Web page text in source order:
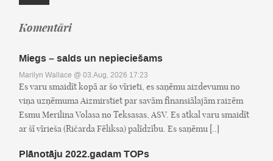
Komentāri
Miegs – salds un nepieciešams
Marilyn Wallace @ 03.Aug, 2026 17:23
Es varu smaidīt kopā ar šo vīrieti, es saņēmu aizdevumu no
viņa uzņēmuma Aizmirstiet par savām finansiālajām raizēm
Esmu Merilina Volasa no Teksasas, ASV. Es atkal varu smaidīt
ar šī vīrieša (Ričarda Fēliksa) palīdzību. Es saņēmu [..]
Plānotāju 2022.gadam TOPs